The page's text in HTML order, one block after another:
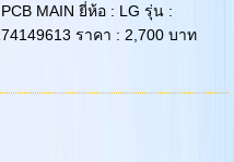
MAIN ยี่ห้อ : LG รุ่น :
ราคา : 2,700 บาท